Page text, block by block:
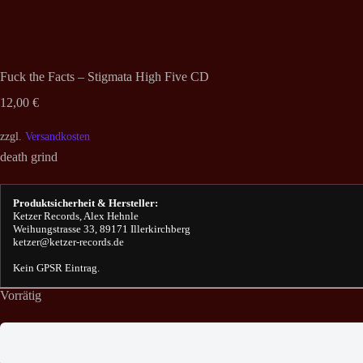
Fuck the Facts – Stigmata High Five CD
12,00 €
zzgl. Versandkosten
death grind
Produktsicherheit & Hersteller:
Ketzer Records, Alex Hehnle
Weihungstrasse 33, 89171 Illerkirchberg
ketzer@ketzer-records.de
Kein GPSR Eintrag.
Vorrätig